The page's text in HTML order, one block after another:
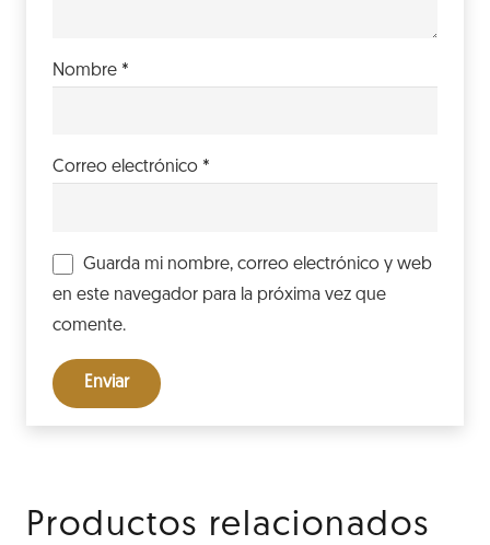
Nombre *
Correo electrónico *
Guarda mi nombre, correo electrónico y web
en este navegador para la próxima vez que
comente.
Productos relacionados